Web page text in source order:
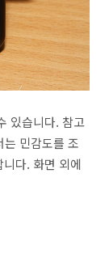
있습니다. 참고
민감도를 조
다. 화면 외에